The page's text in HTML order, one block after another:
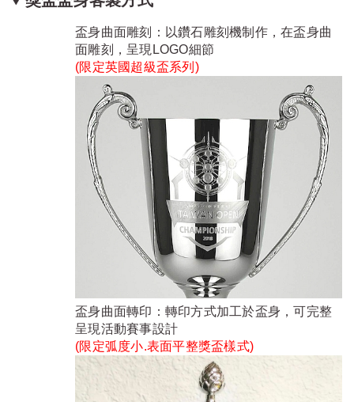
盃身曲面雕刻：以鑽石雕刻機制作，在盃身曲
面雕刻，呈現LOGO細節
(限定英國超級盃系列 )
盃身曲面轉印：轉印方式加工於盃身，可完整
呈現活動賽事設計
(限定弧度小.表面平整獎盃樣式)